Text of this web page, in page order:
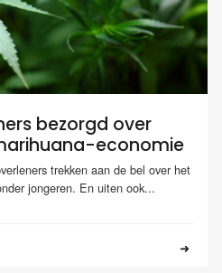
bezorgd over
economie
trekken aan de bel over het
jongeren. En uiten ook...